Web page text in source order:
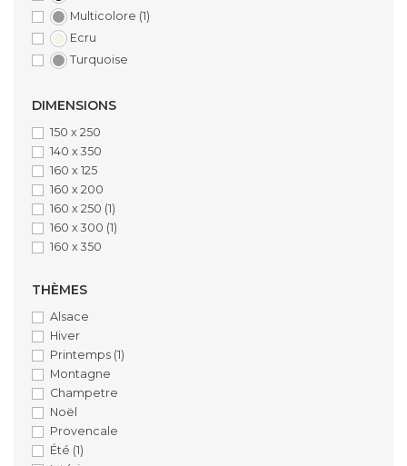
Multicolore (1)
Ecru
Turquoise
DIMENSIONS
150 x 250
140 x 350
160 x 125
160 x 200
160 x 250 (1)
160 x 300 (1)
160 x 350
THÈMES
Alsace
Hiver
Printemps (1)
Montagne
Champetre
Noël
Provencale
Été (1)